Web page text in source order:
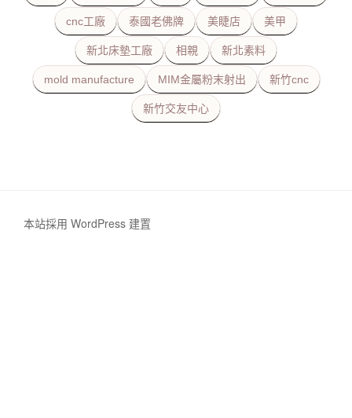
cnc工廠 泰國老佛牌 美睫店 美甲
新北床墊工廠 相親 新北素料
mold manufacture MIM金屬粉末射出 新竹cnc
新竹交友中心
本站採用 WordPress 建置